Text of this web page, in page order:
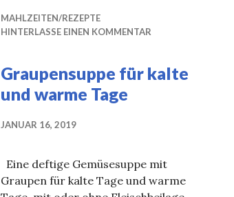
MAHLZEITEN/REZEPTE
HINTERLASSE EINEN KOMMENTAR
Graupensuppe für kalte
und warme Tage
JANUAR 16, 2019
Eine deftige Gemüsesuppe mit
Graupen für kalte Tage und warme